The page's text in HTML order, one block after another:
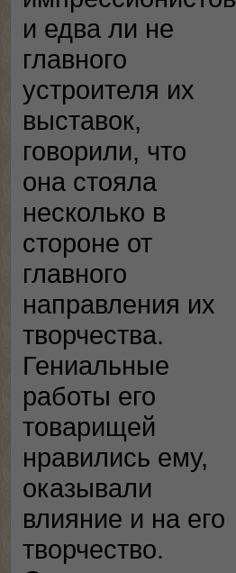
и едва ли не
главного
устроителя их
выставок,
говорили, что
она стояла
несколько в
стороне от
главного
направления их
творчества.
Гениальные
работы его
товарищей
нравились ему,
оказывали
влияние и на его
творчество.